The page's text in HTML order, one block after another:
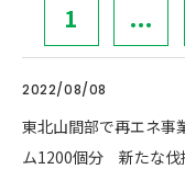
1 ...
2022/08/08
東北山間部で再エネ事
ム1200個分 新たな伐